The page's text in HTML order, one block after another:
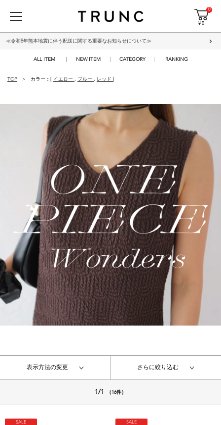
0
¥ 0
≪令和8年熊本地震に伴う配送に関する重要なお知らせについて≫
ALL ITEM NEW ITEM CATEGORY RANKING
TOP カラー：[ イエロー , ブルー , レッド
表示方法の変更 さらに絞り込む
1/1 （16件）
SALE SALE